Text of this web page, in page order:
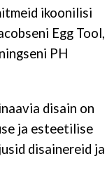
ikoonilisi
Egg Tool,
PH
disain on
ja esteetilise
disainereid ja